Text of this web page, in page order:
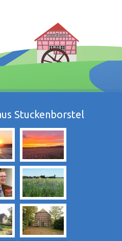
Stuckenborstel